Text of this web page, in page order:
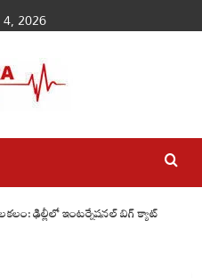
2026
ఢిల్లీలో ఇంటర్నేషనల్ బిగ్ క్యాట్